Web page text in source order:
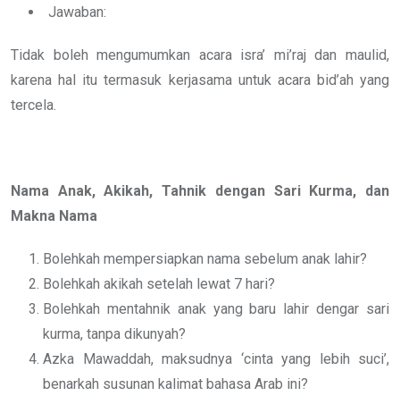
Jawaban:
Tidak boleh mengumumkan acara isra’ mi’raj dan maulid,
karena hal itu termasuk kerjasama untuk acara bid’ah yang
tercela.
Nama Anak, Akikah, Tahnik dengan Sari Kurma, dan
Makna Nama
Bolehkah mempersiapkan nama sebelum anak lahir?
Bolehkah akikah setelah lewat 7 hari?
Bolehkah mentahnik anak yang baru lahir dengar sari
kurma, tanpa dikunyah?
Azka Mawaddah, maksudnya ‘cinta yang lebih suci’,
benarkah susunan kalimat bahasa Arab ini?